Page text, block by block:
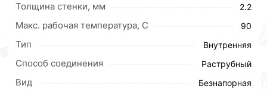
Толщина стенки, мм 2.2
Макс. рабочая температура, C 90
Тип Внутренняя
Способ соединения Раструбный
Вид Безнапорная